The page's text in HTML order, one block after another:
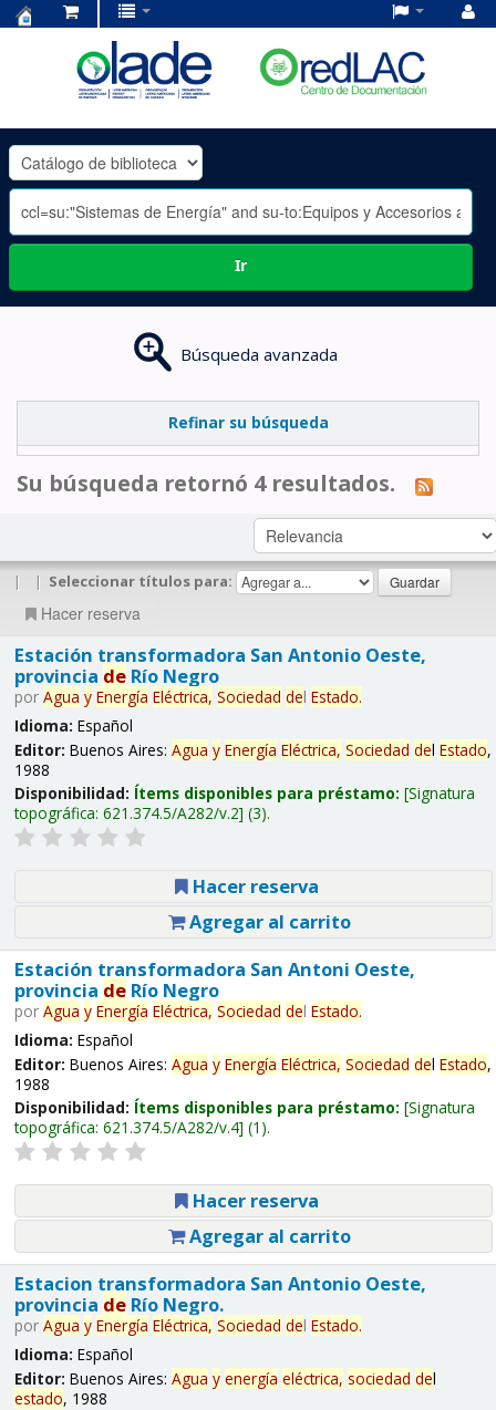
OLADE
-
Ir
Búsqueda avanzada
Refinar su búsqueda
Su búsqueda retornó 4 resultados.
| | Seleccionar títulos para:
Hacer reserva
Estación transformadora San Antonio Oeste,
provincia deRío Negro
por Agua y Energía Eléctrica, Sociedad del Estado.
Idioma: Español
Editor: Buenos Aires: Agua y Energía Eléctrica, Sociedad del Estado,
1988
Disponibilidad: Ítems disponibles para préstamo: Signatura
topográfica: 621.374.5/A282/v.2 (3).
Hacer reserva
Agregar al carrito
Estación transformadora San Antoni Oeste,
provincia deRío Negro
por Agua y Energía Eléctrica, Sociedad del Estado.
Idioma: Español
Editor: Buenos Aires: Agua y Energía Eléctrica, Sociedad del Estado,
1988
Disponibilidad: Ítems disponibles para préstamo: Signatura
topográfica: 621.374.5/A282/v.4 (1).
Hacer reserva
Agregar al carrito
Estacion transformadora San Antonio Oeste,
provincia deRío Negro.
por Agua y Energía Eléctrica, Sociedad del Estado.
Idioma: Español
Editor: Buenos Aires: Agua y energía eléctrica, sociedad del
estado, 1988